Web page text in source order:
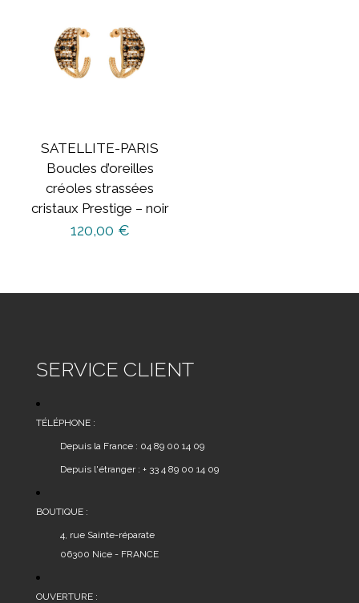
SATELLITE-PARIS
Boucles d’oreilles
créoles strassées
cristaux Prestige – noir
120,00 €
SERVICE CLIENT
TÉLÉPHONE :
Depuis la France : 04 89 00 14 09
Depuis l'étranger : + 33 4 89 00 14 09
BOUTIQUE :
4, rue Sainte-réparate
06300 Nice - FRANCE
OUVERTURE :